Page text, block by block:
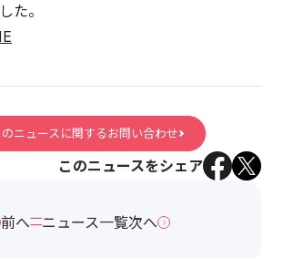
た。
のニュースに関するお問い合わせ
このニュースをシェア
前へ ニュース一覧次へ